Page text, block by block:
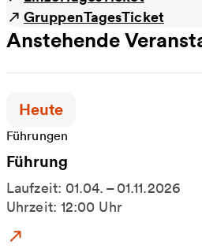
GruppenTagesTicket
Anstehende
Zeitpunkt der
Heute
Führungen
Führung
Laufzeit: 01.04. – 01.11.2026
Uhrzeit: 12:00 Uhr
Zum Event: Führung